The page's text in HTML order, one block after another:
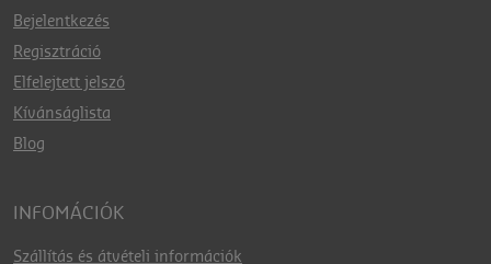
Bejelentkezés
Regisztráció
Elfelejtett jelszó
Kívánságlista
Blog
INFOMÁCIÓK
Szállítás és átvételi információk